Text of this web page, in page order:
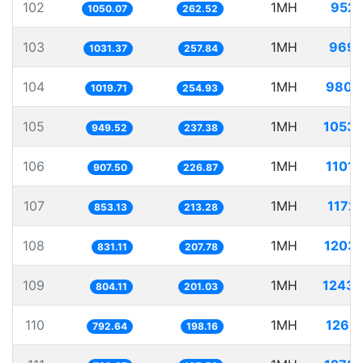
102 1050.07 262.52 1MH
103 1031.37 257.84 1MH
104 1019.71 254.93 1MH
105 949.52 237.38 1MH
106 907.50 226.87 1MH
107 853.13 213.28 1MH
108 831.11 207.78 1MH
109 804.11 201.03 1MH
110 792.64 198.16 1MH